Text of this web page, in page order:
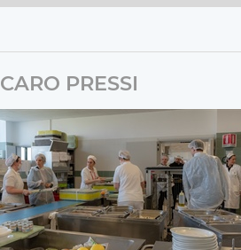
CARO PRESSI